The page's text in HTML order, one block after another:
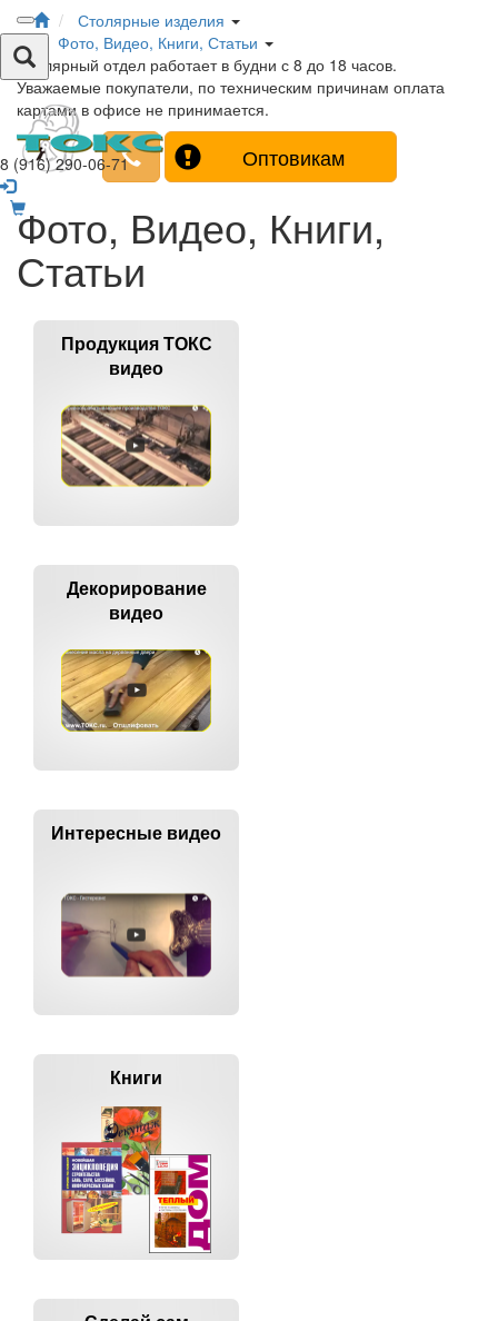
8 (916) 290-06-71
Столярные изделия
Фото, Видео, Книги, Статьи
Столярный отдел работает в будни с 8 до 18 часов.
Уважаемые покупатели, по техническим причинам оплата
картами в офисе не принимается.
Оптовикам
Фото, Видео, Книги,
Статьи
Продукция ТОКС
видео
Декорирование
видео
Интересные видео
Книги